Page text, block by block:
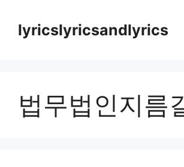
lyricslyricsandlyrics
법무법인지름